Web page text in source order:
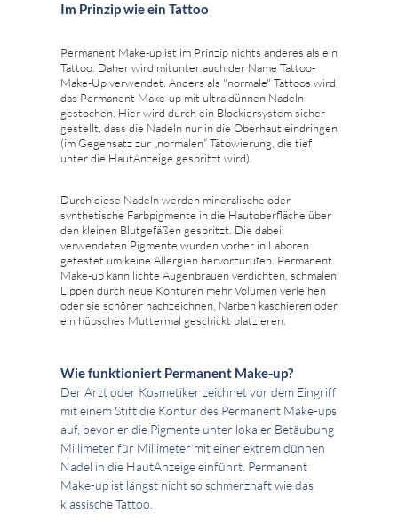
Im Prinzip wie ein Tattoo
Permanent Make-up ist im Prinzip nichts anderes als ein
Tattoo. Daher wird mitunter auch der Name Tattoo-
Make-Up verwendet. Anders als "normale" Tattoos wird
das Permanent Make-up mit ultra dünnen Nadeln
gestochen. Hier wird durch ein Blockiersystem sicher
gestellt, dass die Nadeln nur in die Oberhaut eindringen
(im Gegensatz zur „normalen“ Tätowierung, die tief
unter die HautAnzeige gespritzt wird).
Durch diese Nadeln werden mineralische oder
synthetische Farbpigmente in die Hautoberfläche über
den kleinen Blutgefäßen gespritzt. Die dabei
verwendeten Pigmente wurden vorher in Laboren
getestet um keine Allergien hervorzurufen. Permanent
Make-up kann lichte Augenbrauen verdichten, schmalen
Lippen durch neue Konturen mehr Volumen verleihen
oder sie schöner nachzeichnen, Narben kaschieren oder
ein hübsches Muttermal geschickt platzieren.
Wie funktioniert Permanent Make-up?
Der Arzt oder Kosmetiker zeichnet vor dem Eingriff
mit einem Stift die Kontur des Permanent Make-ups
auf, bevor er die Pigmente unter lokaler Betäubung
Millimeter für Millimeter mit einer extrem dünnen
Nadel in die HautAnzeige einführt. Permanent
Make-up ist längst nicht so schmerzhaft wie das
klassische Tattoo.